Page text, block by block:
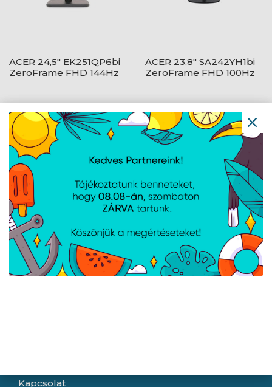
ACER 24,5" EK251QP6bi
ZeroFrame FHD 144Hz
ACER 23,8" SA242YH1bi
ZeroFrame FHD 100Hz
ACER 27" Nitro
XV272UV3bmiiprx
ZeroFrame QHD 180Hz
IPS fekete monitor
ACER 23,8" Nitro
VG240YW3bmiipx
ZeroFrame - IPS - 240Hz
Kapcsolat